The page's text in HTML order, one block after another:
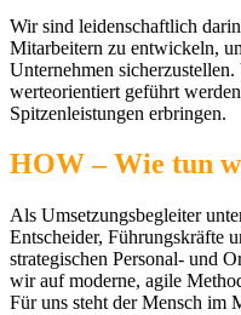
Wir sind leidenschaftlich
Mitarbeitern zu entwickeln,
Unternehmen
werteorientiert geführt
Spitzenleistungen erbringen.
HOW – Wie tun
Als Umsetzungsbegleiter
Entscheider, Führungskräfte
strategischen Personal- und
wir auf moderne, agile
Für uns steht der Mensch im